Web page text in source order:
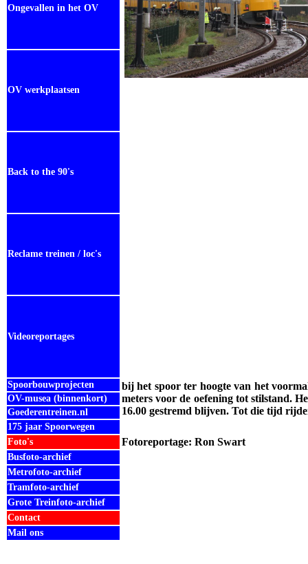
Ongevallen in het OV
OV werkplaatsen
Back to the 90's
Reclame treinen / loc's
Videoreportages
Spoorbouwprojecten
bij het spoor ter hoogte van het
meters voor de oefening tot stilstand.
16.00 gestremd blijven. Tot die tijd
OV-musea (binnenkort)
Goederentreinen.nl
175 jaar Spoorwegen
Foto's
Fotoreportage: Ron Swart
Busfoto-archief
Metrofoto-archief
Tramfoto-archief
Grote Treinfoto-archief
Contact
Mail ons